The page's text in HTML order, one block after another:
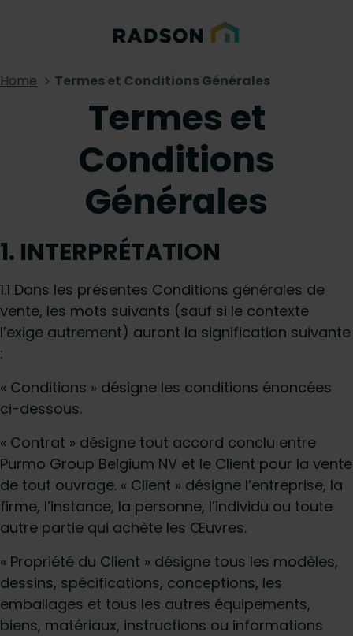
Home Termes et Conditions Générales
Termes et
Conditions
Générales
1. INTERPRÉTATION
1.1 Dans les présentes Conditions générales de
vente, les mots suivants (sauf si le contexte
l’exige autrement) auront la signification suivante
:
« Conditions » désigne les conditions énoncées
ci-dessous.
« Contrat » désigne tout accord conclu entre
Purmo Group Belgium NV et le Client pour la vente
de tout ouvrage. « Client » désigne l’entreprise, la
firme, l’instance, la personne, l’individu ou toute
autre partie qui achète les Œuvres.
« Propriété du Client » désigne tous les modèles,
dessins, spécifications, conceptions, les
emballages et tous les autres équipements,
biens, matériaux, instructions ou informations